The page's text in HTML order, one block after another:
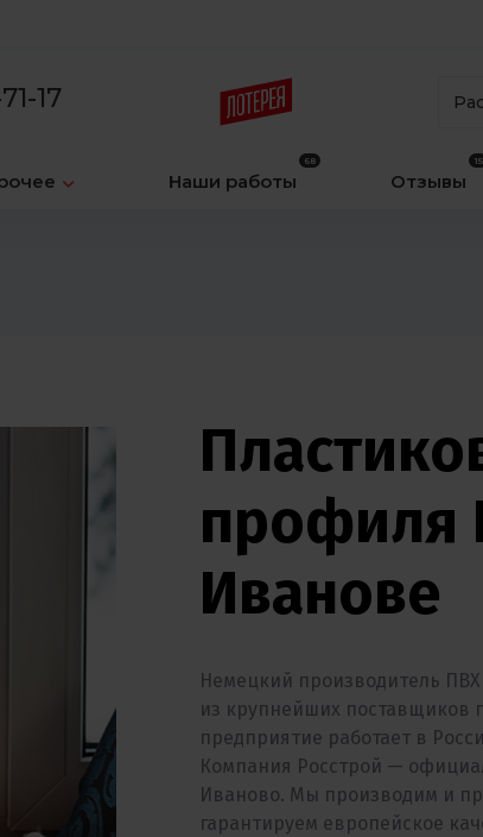
17
Наши работы Отзывы
профиля
Иванове
Немецкий производитель
из крупнейших поставщиков
предприятие работает в
Компания Росстрой —
Иваново. Мы производим и
гарантируем европейское